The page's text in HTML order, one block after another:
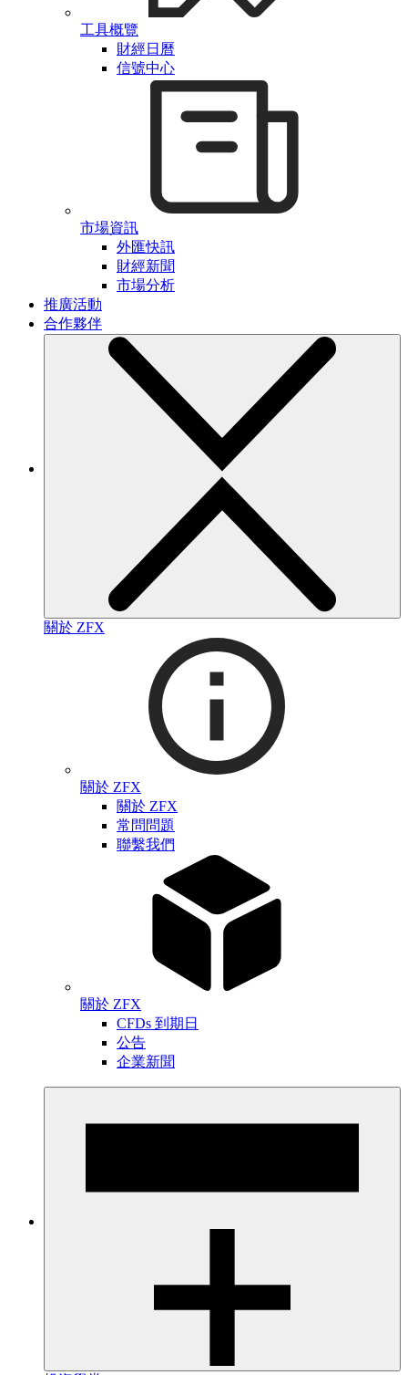
工具概覽
財經日曆
信號中心
市場資訊
外匯快訊
財經新聞
市場分析
推廣活動
合作夥伴
關於 ZFX
關於 ZFX
關於 ZFX
常問問題
聯繫我們
關於 ZFX
CFDs 到期日
公告
企業新聞